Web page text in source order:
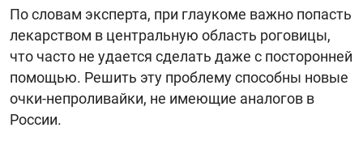
По словам эксперта, при глаукоме важно попасть
лекарством в центральную область роговицы,
что часто не удается сделать даже с посторонней
помощью. Решить эту проблему способны новые
очки-непроливайки, не имеющие аналогов в
России.